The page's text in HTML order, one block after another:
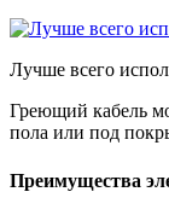
Лучше всего
Греющий кабель
пола или под
Преимущества